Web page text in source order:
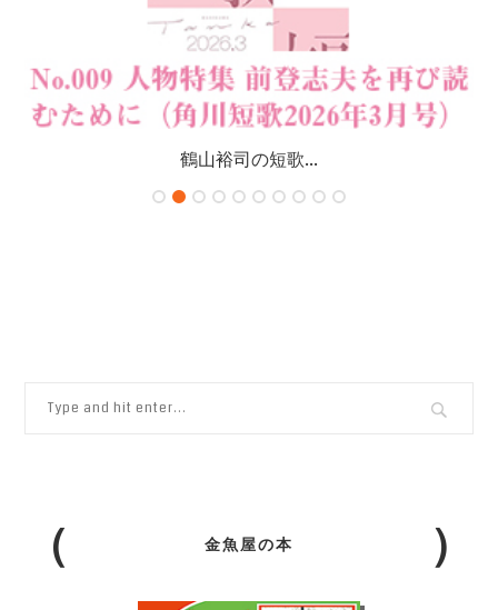
鶴山裕司の短歌...
金魚屋の本